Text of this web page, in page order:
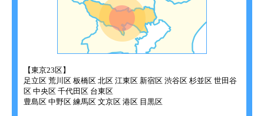
【東京23区】
足立区 荒川区 板橋区 北区 江東区 新宿区 渋谷区 杉並区 世田谷
区 中央区 千代田区 台東区
豊島区 中野区 練馬区 文京区 港区 目黒区